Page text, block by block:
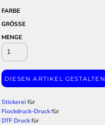
FARBE
GRÖSSE
MENGE
DIESEN ARTIKEL GESTALTEN
Stickereifür
Flockdruck-Druckfür
DTF Druckfür